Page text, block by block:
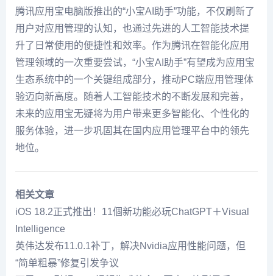
腾讯应用宝电脑版推出的“小宝AI助手”功能，不仅刷新了
用户对应用管理的认知，也通过先进的人工智能技术提
升了日常使用的便捷性和效率。作为腾讯在智能化应用
管理领域的一次重要尝试，“小宝AI助手”有望成为应用宝
生态系统中的一个关键组成部分，推动PC端应用管理体
验迈向新高度。随着人工智能技术的不断发展和完善，
未来的应用宝无疑将为用户带来更多智能化、个性化的
服务体验，进一步巩固其在国内应用管理平台中的领先
地位。
相关文章
iOS 18.2正式推出！11個新功能必玩ChatGPT＋Visual
Intelligence
英伟达发布11.0.1补丁，解决Nvidia应用性能问题，但
“简单粗暴”修复引发争议